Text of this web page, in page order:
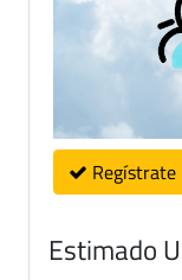
Regístrate
Estimado